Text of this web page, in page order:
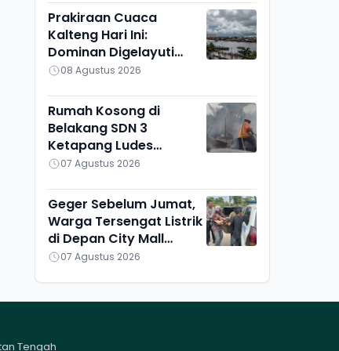
Prakiraan Cuaca
Kalteng Hari Ini:
Dominan Digelayuti
Awan, Hanya Pulang
08 Agustus 2026
Rumah Kosong di
Belakang SDN 3
Ketapang Ludes
Terbakar, Penyebab
07 Agustus 2026
Geger Sebelum Jumat,
Warga Tersengat Listrik
di Depan City Mall
Sampit
07 Agustus 2026
Tengah